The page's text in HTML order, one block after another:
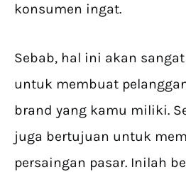
konsumen ingat.
Sebab, hal ini akan
untuk membuat
brand yang kamu miliki.
juga bertujuan untuk
persaingan pasar. Inilah